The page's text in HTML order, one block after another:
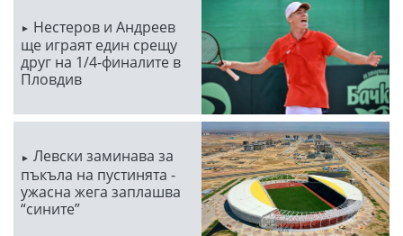
Нестеров и Андреев
ще играят един срещу
друг на 1/4-финалите в
Пловдив
Левски заминава за
пъкъла на пустинята -
ужасна жега заплашва
“сините”